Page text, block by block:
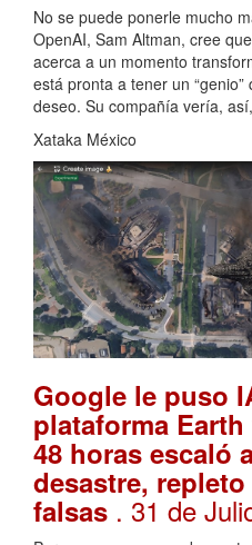
No se puede ponerle mucho
OpenAI, Sam Altman, cree
acerca a un momento
está pronta a tener un
deseo. Su compañía vería,
Xataka México
Google le puso
plataforma
48 horas escaló
desastre,
falsas . 31 de